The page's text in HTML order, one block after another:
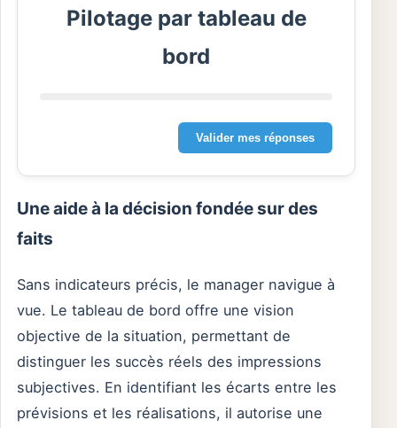
Pilotage par tableau de
bord
Valider mes réponses
Une aide à la décision fondée sur des
faits
Sans indicateurs précis, le manager navigue à
vue. Le tableau de bord offre une vision
objective de la situation, permettant de
distinguer les succès réels des impressions
subjectives. En identifiant les écarts entre les
prévisions et les réalisations, il autorise une